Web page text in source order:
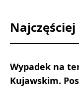
Wypadek na
Kujawskim.